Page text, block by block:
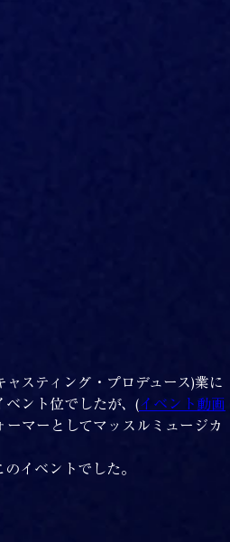
スティング・プロデュース)業に
ント位でしたが、(イベント動画
マーとしてマッスルミュージカ
イベントでした。